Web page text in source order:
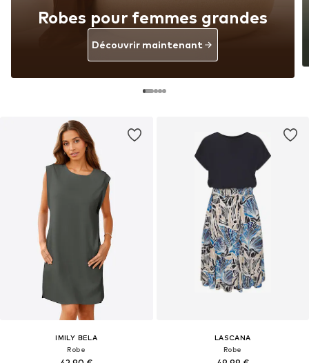
IMILY BELA
Robe
LASCANA
Robe
Robes pour femmes grandes
Découvrir maintenant